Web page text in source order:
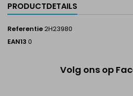
PRODUCTDETAILS
Referentie2H23980
EAN13 0
Volg ons op